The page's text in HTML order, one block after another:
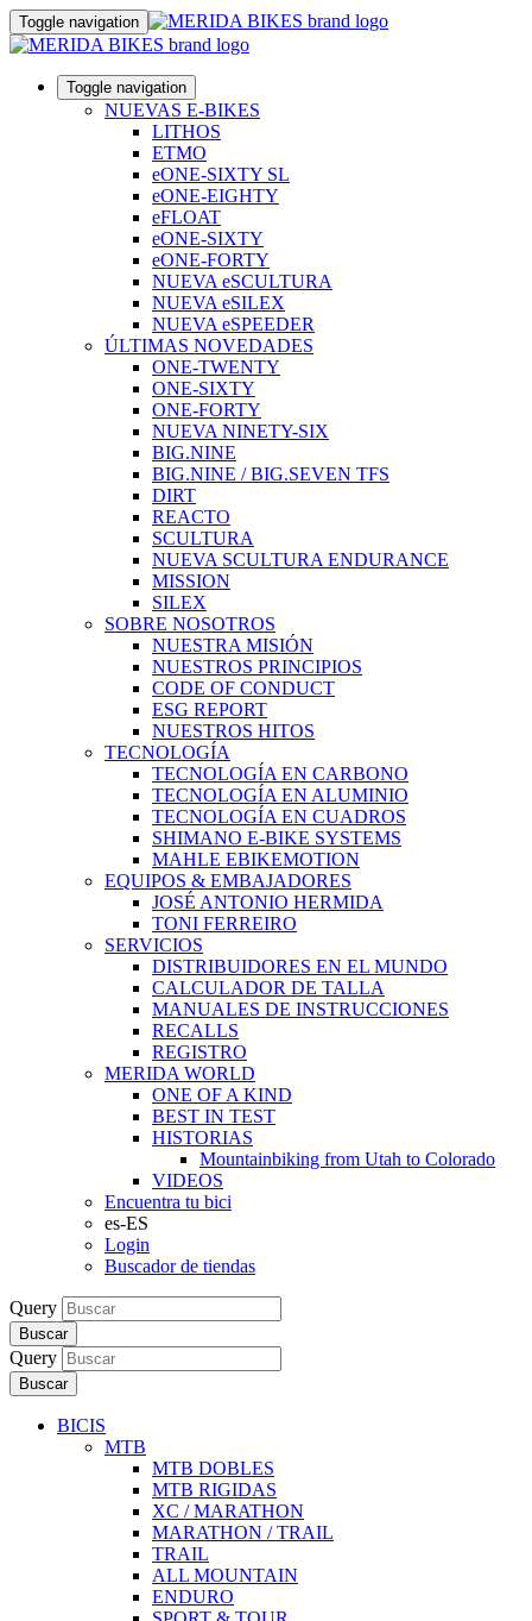
Toggle navigation
Toggle navigation
NUEVAS E-BIKES
LITHOS
ETMO
eONE-SIXTY SL
eONE-EIGHTY
eFLOAT
eONE-SIXTY
eONE-FORTY
NUEVA eSCULTURA
NUEVA eSILEX
NUEVA eSPEEDER
ÚLTIMAS NOVEDADES
ONE-TWENTY
ONE-SIXTY
ONE-FORTY
NUEVA NINETY-SIX
BIG.NINE
BIG.NINE / BIG.SEVEN TFS
DIRT
REACTO
SCULTURA
NUEVA SCULTURA ENDURANCE
MISSION
SILEX
SOBRE NOSOTROS
NUESTRA MISIÓN
NUESTROS PRINCIPIOS
CODE OF CONDUCT
ESG REPORT
NUESTROS HITOS
TECNOLOGÍA
TECNOLOGÍA EN CARBONO
TECNOLOGÍA EN ALUMINIO
TECNOLOGÍA EN CUADROS
SHIMANO E-BIKE SYSTEMS
MAHLE EBIKEMOTION
EQUIPOS & EMBAJADORES
JOSÉ ANTONIO HERMIDA
TONI FERREIRO
SERVICIOS
DISTRIBUIDORES EN EL MUNDO
CALCULADOR DE TALLA
MANUALES DE INSTRUCCIONES
RECALLS
REGISTRO
MERIDA WORLD
ONE OF A KIND
BEST IN TEST
HISTORIAS
Mountainbiking from Utah to Colorado
VIDEOS
Encuentra tu bici
es-ES
Login
Buscador de tiendas
Query
Buscar
Query
Buscar
BICIS
MTB
MTB DOBLES
MTB RIGIDAS
XC / MARATHON
MARATHON / TRAIL
TRAIL
ALL MOUNTAIN
ENDURO